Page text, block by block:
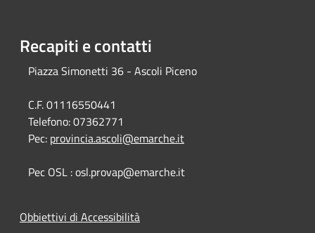
Recapiti e contatti
Piazza Simonetti 36 - Ascoli Piceno
C.F. 01116550441
Telefono:07362771
Pec: provincia.ascoli@emarche.it
Pec OSL : osl.provap@emarche.it
Obbiettivi di Accessibilità